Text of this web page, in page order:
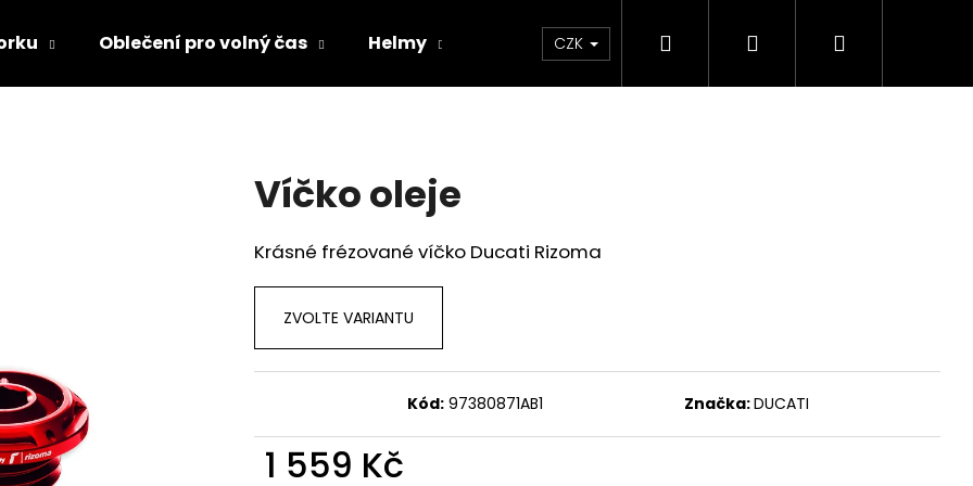
Oblečení pro volný čas Helmy Chrániče Díly Doplňky a předměty
CZK Hledat PřihlášeníNákupní
Víčko oleje
Krásné frézované víčko Ducati Rizoma
ZVOLTE VARIANTU
Kód: 97380871AB1 Značka:DUCATI
1 559 Kč
HLEDAT
DC SPEED BÍLO-ČERNÉ
TRIČKO DC SPEED ČERVENO-ČERNÉ